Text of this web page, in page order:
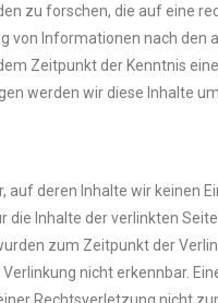
zu forschen, die auf eine
Informationen nach den
Zeitpunkt der Kenntnis
werden wir diese Inhalte
deren Inhalte wir keinen
die Inhalte der verlinkten
zum Zeitpunkt der
nicht erkennbar.